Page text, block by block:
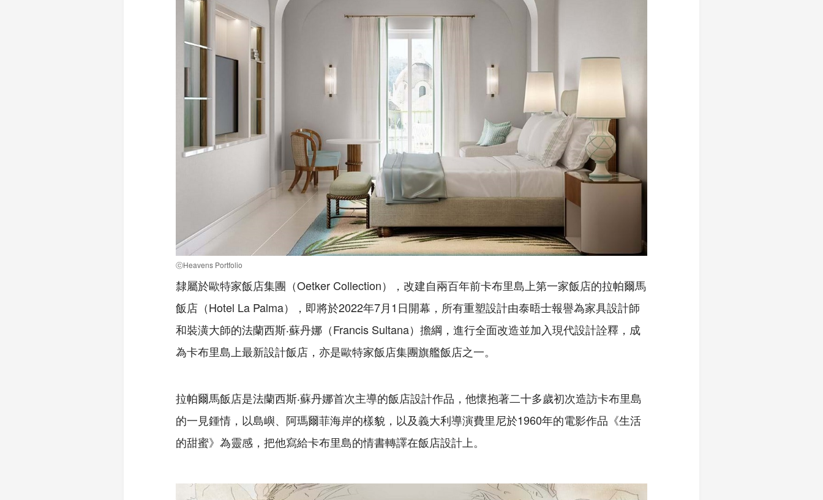
ⓒHeavens Portfolio
隸屬於歐特家飯店集團（Oetker Collection），改建自兩百年前卡布里島上第一家飯店的拉帕爾馬
飯店（Hotel La Palma），即將於2022年7月1日開幕，所有重塑設計由泰晤士報譽為家具設計師
和裝潢大師的法蘭西斯‧蘇丹娜（Francis Sultana）擔綱，進行全面改造並加入現代設計詮釋，成
為卡布里島上最新設計飯店，亦是歐特家飯店集團旗艦飯店之一。
拉帕爾馬飯店是法蘭西斯‧蘇丹娜首次主導的飯店設計作品，他懷抱著二十多歲初次造訪卡布里島
的一見鍾情，以島嶼、阿瑪爾菲海岸的樣貌，以及義大利導演費里尼於1960年的電影作品《生活
的甜蜜》為靈感，把他寫給卡布里島的情書轉譯在飯店設計上。